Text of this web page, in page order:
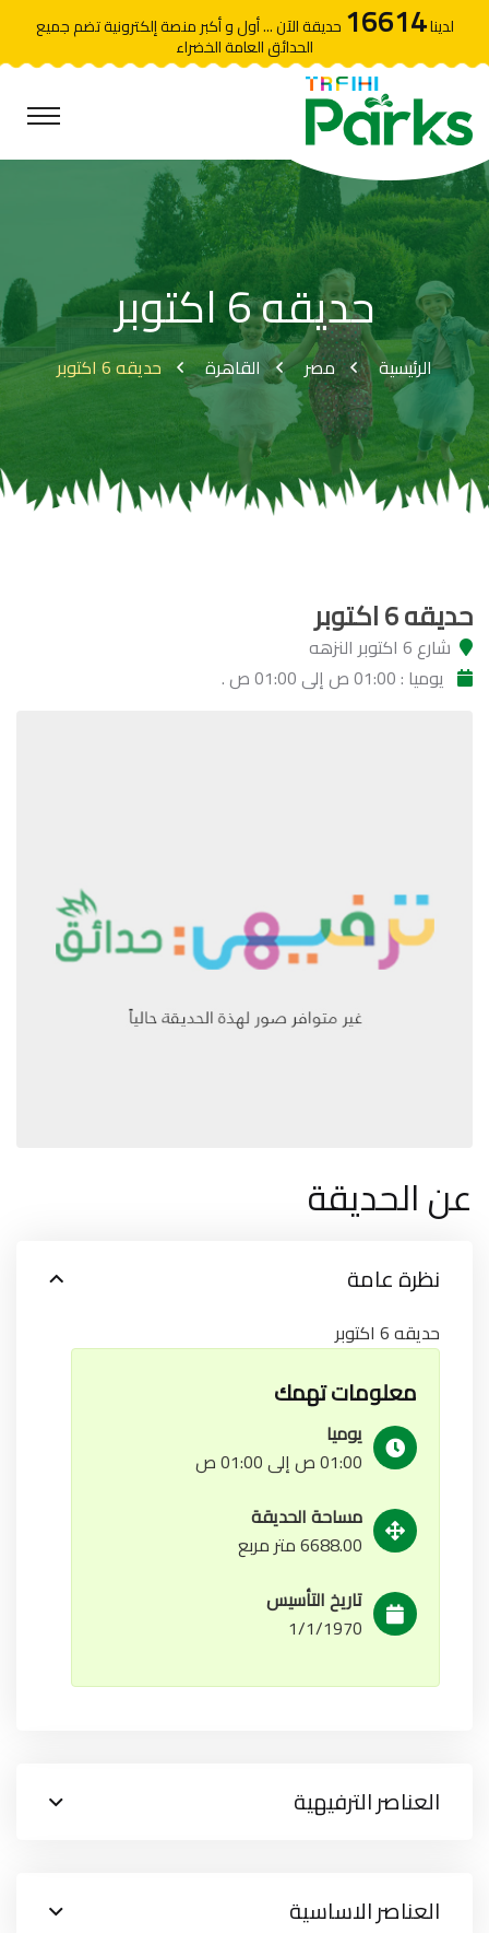
لدينا16614 حديقة الآن ... أول و أكبر منصة إلكترونية تضم جميع
الحدائق العامة الخضراء
حديقه 6 اكتوبر
الرئيسية مصر القاهرة حديقه 6 اكتوبر
حديقه 6 اكتوبر
شارع 6 اكتوبر النزهه
يوميا : 01:00 ص إلى 01:00 ص .
عن الحديقة
نظرة عامة
حديقه 6 اكتوبر
معلومات تهمك
يوميا
01:00 ص إلى 01:00 ص
مساحة الحديقة
6688.00 متر مربع
تاريخ التأسيس
1/1/1970
العناصر الترفيهية
العناصر الاساسية